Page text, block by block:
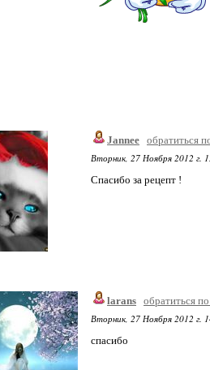
Jannee обратиться
Вторник, 27 Ноября 2012 г.
Спасибо за рецепт !
larans обратиться
Вторник, 27 Ноября 2012 г.
спасибо